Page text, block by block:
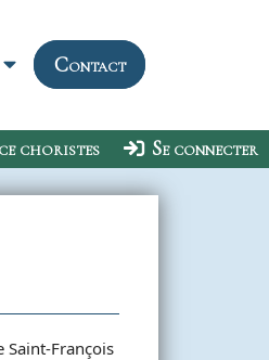
Contact
de
choristes Se connecter
Saint-François